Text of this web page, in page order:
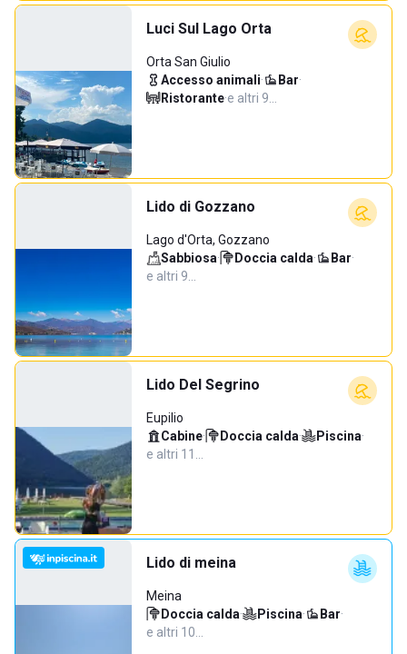
Luci Sul Lago Orta
Orta San Giulio
Accesso animali· Bar·
Ristorante·e altri 9…
Lido di Gozzano
Lago d'Orta, Gozzano
Sabbiosa· Doccia calda· Bar·
e altri 9…
Lido Del Segrino
Eupilio
Cabine· Doccia calda· Piscina·
e altri 11…
Lido di meina
Meina
Doccia calda· Piscina· Bar·
e altri 10…